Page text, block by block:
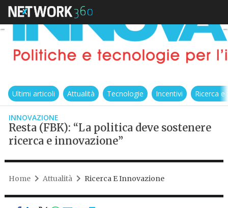
Ultimi articoli Attualità Tecnologie Incentivi Ricerca
INNOVAZIONE
Resta (FBK): “La politica deve sostenere
ricerca e innovazione”
Home Attualità Ricerca E Innovazione